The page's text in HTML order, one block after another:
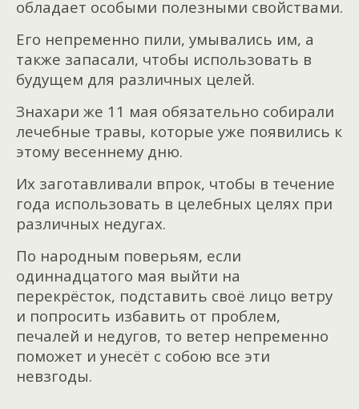
обладает особыми полезными свойствами.
Его непременно пили, умывались им, а
также запасали, чтобы использовать в
будущем для различных целей.
Знахари же 11 мая обязательно собирали
лечебные травы, которые уже появились к
этому весеннему дню.
Их заготавливали впрок, чтобы в течение
года использовать в целебных целях при
различных недугах.
По народным поверьям, если
одиннадцатого мая выйти на
перекрёсток, подставить своё лицо ветру
и попросить избавить от проблем,
печалей и недугов, то ветер непременно
поможет и унесёт с собою все эти
невзгоды.